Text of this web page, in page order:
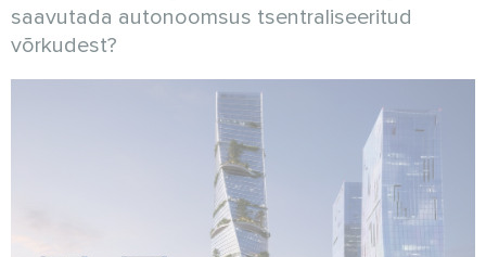
saavutada autonoomsus tsentraliseeritud
võrkudest?